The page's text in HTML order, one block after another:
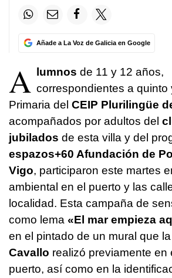
Añade a La Voz de Galicia en Google
A lumnos de 11 y 12 años,
correspondientes a quinto
Primaria del CEIP Plurilingüe
acompañados por adultos del
jubilados de esta villa y del
espazos+60 Afundación de
Vigo, participaron este martes
ambiental en el puerto y las
localidad. Esta campaña de
como lema «El mar empieza
en el pintado de un mural que
Cavallo realizó previamente en
puerto, así como en la